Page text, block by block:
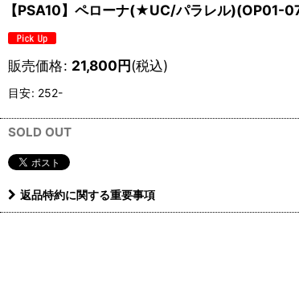
【PSA10】ペローナ(★UC/パラレル)(OP01-
販売価格: 21,800円(税込)
目安: 252-
SOLD OUT
返品特約に関する重要事項